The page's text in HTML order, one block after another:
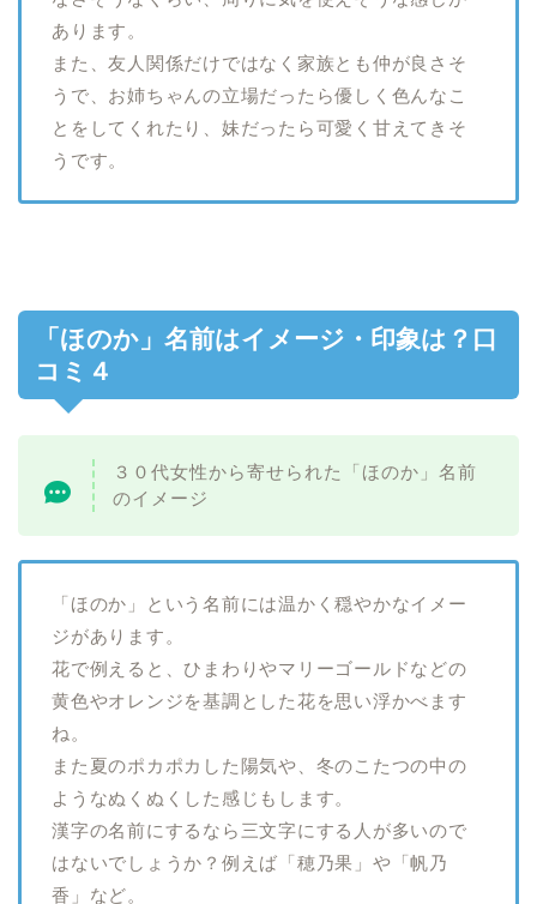
あります。
また、友人関係だけではなく家族とも仲が良さそ
うで、お姉ちゃんの立場だったら優しく色んなこ
とをしてくれたり、妹だったら可愛く甘えてきそ
うです。
「ほのか」名前はイメージ・印象は？口
コミ４
３０代女性から寄せられた「ほのか」名前
のイメージ
「ほのか」という名前には温かく穏やかなイメー
ジがあります。
花で例えると、ひまわりやマリーゴールドなどの
黄色やオレンジを基調とした花を思い浮かべます
ね。
また夏のポカポカした陽気や、冬のこたつの中の
ようなぬくぬくした感じもします。
漢字の名前にするなら三文字にする人が多いので
はないでしょうか？例えば「穂乃果」や「帆乃
香」など。